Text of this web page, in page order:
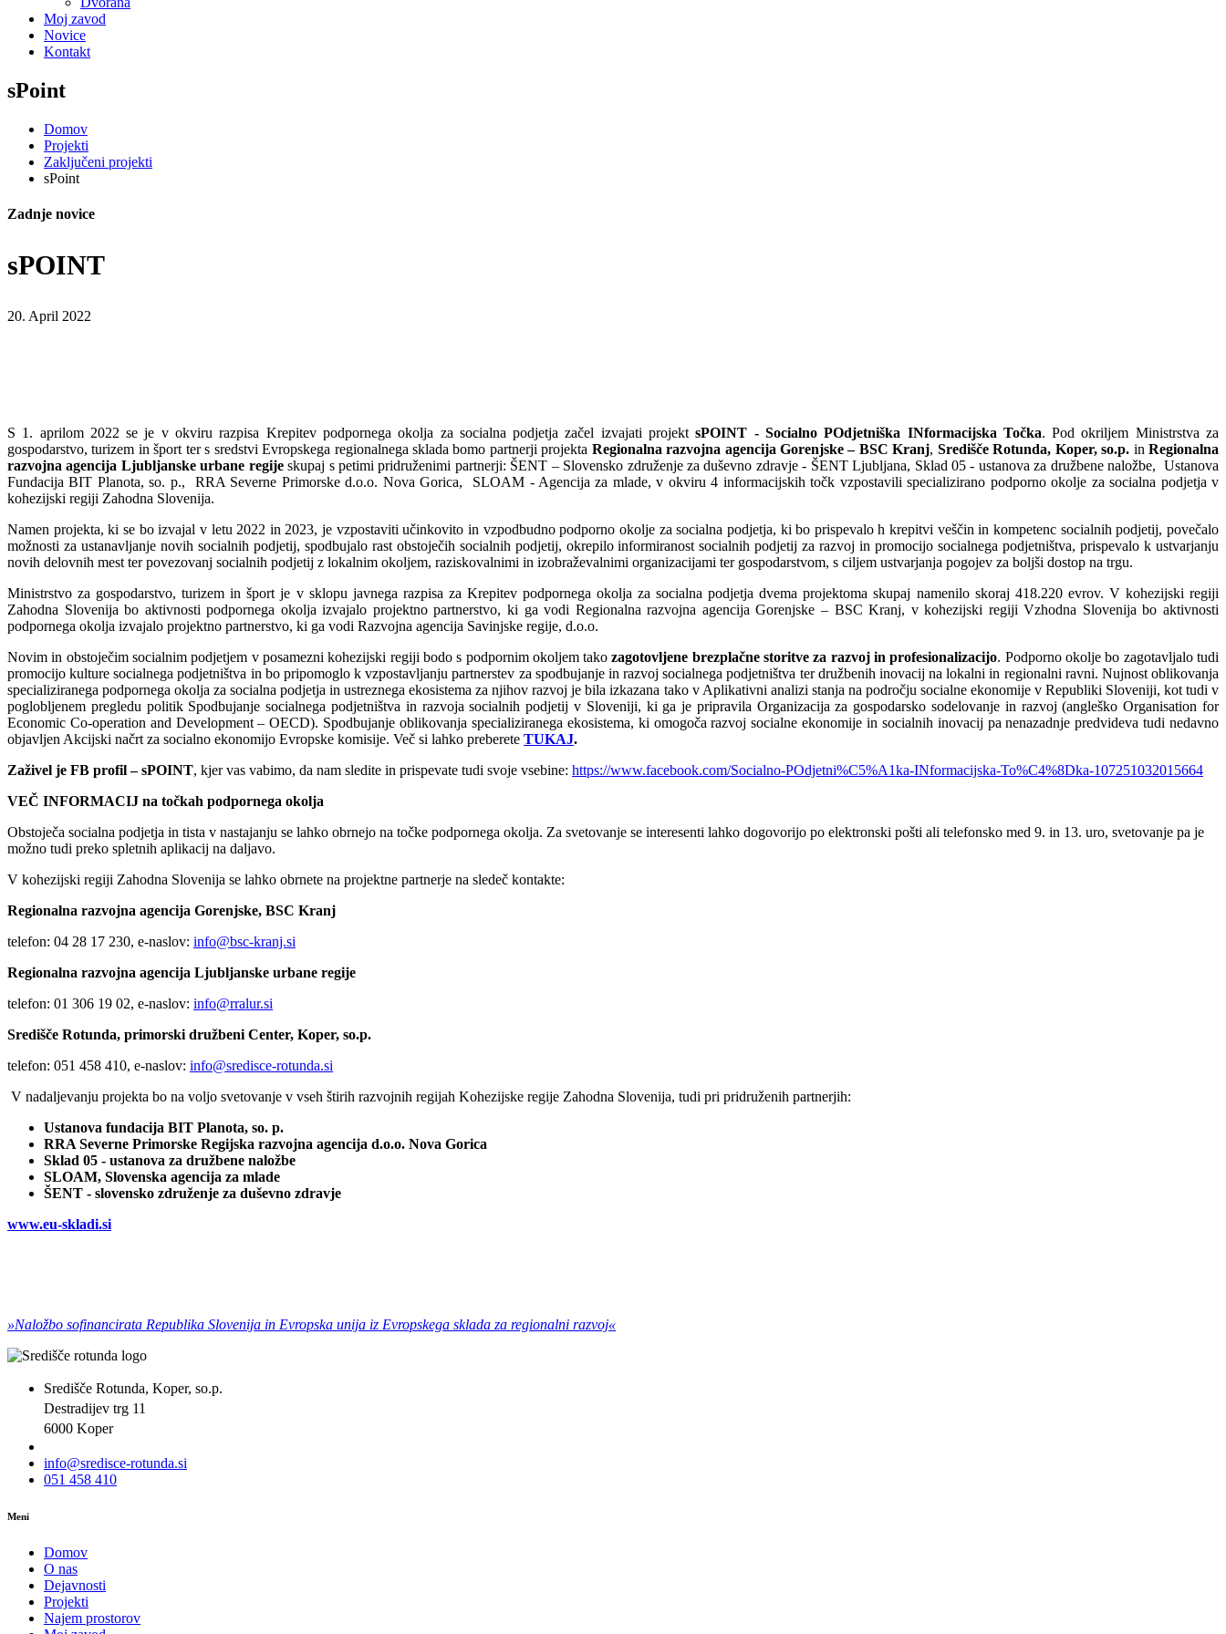
Moj zavod
Novice
Kontakt
sPoint
Domov
Projekti
Zaključeni projekti
sPoint
Zadnje novice
sPOINT
20. April 2022
S 1. aprilom 2022 se je v okviru razpisa Krepitev podpornega okolja za socialna podjetja začel izvajati projektsPOINT - Socialno POdjetniška INformacijska Točka. Pod okriljem Ministrstva za
gospodarstvo, turizem in šport ter s sredstvi Evropskega regionalnega sklada bomo partnerji projekta Regionalna razvojna agencija Gorenjske – BSC Kranj, Središče Rotunda, Koper, so.p. inRegionalna
razvojna agencija Ljubljanske urbane regijeskupaj s petimi pridruženimi partnerji: ŠENT – Slovensko združenje za duševno zdravje - ŠENT Ljubljana, Sklad 05 - ustanova za družbene naložbe, Ustanova
Fundacija BIT Planota, so. p., RRA Severne Primorske d.o.o. Nova Gorica, SLOAM - Agencija za mlade, v okviru 4 informacijskih točk vzpostavili specializirano podporno okolje za socialna podjetja v
kohezijski regiji Zahodna Slovenija.
Namen projekta, ki se bo izvajal v letu 2022 in 2023, je vzpostaviti učinkovito in vzpodbudno podporno okolje za socialna podjetja, ki bo prispevalo h krepitvi veščin in kompetenc socialnih podjetij, povečalo
možnosti za ustanavljanje novih socialnih podjetij, spodbujalo rast obstoječih socialnih podjetij, okrepilo informiranost socialnih podjetij za razvoj in promocijo socialnega podjetništva, prispevalo k ustvarjanju
novih delovnih mest ter povezovanj socialnih podjetij z lokalnim okoljem, raziskovalnimi in izobraževalnimi organizacijami ter gospodarstvom, s ciljem ustvarjanja pogojev za boljši dostop na trgu.
Ministrstvo za gospodarstvo, turizem in šport je v sklopu javnega razpisa za Krepitev podpornega okolja za socialna podjetja dvema projektoma skupaj namenilo skoraj 418.220 evrov. V kohezijski regiji
Zahodna Slovenija bo aktivnosti podpornega okolja izvajalo projektno partnerstvo, ki ga vodi Regionalna razvojna agencija Gorenjske – BSC Kranj, v kohezijski regiji Vzhodna Slovenija bo aktivnosti
podpornega okolja izvajalo projektno partnerstvo, ki ga vodi Razvojna agencija Savinjske regije, d.o.o.
Novim in obstoječim socialnim podjetjem v posamezni kohezijski regiji bodo s podpornim okoljem takozagotovljene brezplačne storitve za razvoj in profesionalizacijo. Podporno okolje bo zagotavljalo tudi
promocijo kulture socialnega podjetništva in bo pripomoglo k vzpostavljanju partnerstev za spodbujanje in razvoj socialnega podjetništva ter družbenih inovacij na lokalni in regionalni ravni. Nujnost oblikovanja
specializiranega podpornega okolja za socialna podjetja in ustreznega ekosistema za njihov razvoj je bila izkazana tako v Aplikativni analizi stanja na področju socialne ekonomije v Republiki Sloveniji, kot tudi v
poglobljenem pregledu politik Spodbujanje socialnega podjetništva in razvoja socialnih podjetij v Sloveniji, ki ga je pripravila Organizacija za gospodarsko sodelovanje in razvoj (angleško Organisation for
Economic Co-operation and Development – OECD). Spodbujanje oblikovanja specializiranega ekosistema, ki omogoča razvoj socialne ekonomije in socialnih inovacij pa nenazadnje predvideva tudi nedavno
objavljen Akcijski načrt za socialno ekonomijo Evropske komisije. Več si lahko preberete TUKAJ.
Zaživel je FB profil – sPOINT, kjer vas vabimo, da nam sledite in prispevate tudi svoje vsebine: https://www.facebook.com/Socialno-POdjetni%C5%A1ka-INformacijska-To%C4%8Dka-107251032015664
VEČ INFORMACIJ na točkah podpornega okolja
Obstoječa socialna podjetja in tista v nastajanju se lahko obrnejo na točke podpornega okolja. Za svetovanje se interesenti lahko dogovorijo po elektronski pošti ali telefonsko med 9. in 13. uro, svetovanje pa je
možno tudi preko spletnih aplikacij na daljavo.
V kohezijski regiji Zahodna Slovenija se lahko obrnete na projektne partnerje na sledeč kontakte:
Regionalna razvojna agencija Gorenjske, BSC Kranj
telefon: 04 28 17 230, e-naslov: info@bsc-kranj.si
Regionalna razvojna agencija Ljubljanske urbane regije
telefon: 01 306 19 02, e-naslov: info@rralur.si
Središče Rotunda, primorski družbeni Center, Koper, so.p.
telefon: 051 458 410, e-naslov: info@sredisce-rotunda.si
V nadaljevanju projekta bo na voljo svetovanje v vseh štirih razvojnih regijah Kohezijske regije Zahodna Slovenija, tudi pri pridruženih partnerjih:
Ustanova fundacija BIT Planota, so. p.
RRA Severne Primorske Regijska razvojna agencija d.o.o. Nova Gorica
Sklad 05 - ustanova za družbene naložbe
SLOAM, Slovenska agencija za mlade
ŠENT - slovensko združenje za duševno zdravje
www.eu-skladi.si
»Naložbo sofinancirata Republika Slovenija in Evropska unija iz Evropskega sklada za regionalni razvoj«
Središče Rotunda, Koper, so.p.
Destradijev trg 11
6000 Koper
info@sredisce-rotunda.si
051 458 410
Meni
Domov
O nas
Dejavnosti
Projekti
Najem prostorov